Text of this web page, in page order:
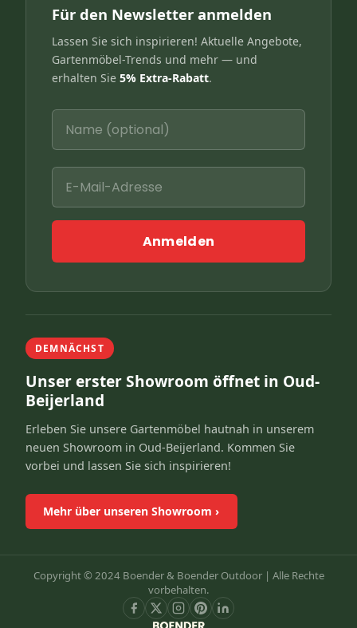
Für den Newsletter anmelden
Lassen Sie sich inspirieren! Aktuelle Angebote,
Gartenmöbel-Trends und mehr — und
erhalten Sie 5% Extra-Rabatt.
Anmelden
DEMNÄCHST
Unser erster Showroom öffnet in Oud-
Beijerland
Erleben Sie unsere Gartenmöbel hautnah in unserem
neuen Showroom in Oud-Beijerland. Kommen Sie
vorbei und lassen Sie sich inspirieren!
Mehr über unseren Showroom ›
Copyright © 2024 Boender & Boender Outdoor | Alle Rechte
vorbehalten.